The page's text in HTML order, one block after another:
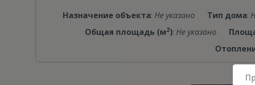
Назначение объекта: Не указано Тип дома:
Общая площадь (м2): Не указано